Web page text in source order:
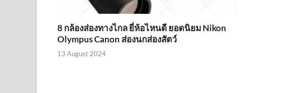
8 กล้องส่องทางไกล ยี่ห้อไหนดี ยอดนิยม Nikon
Olympus Canon ส่องนกส่องสัตว์
13 August 2024